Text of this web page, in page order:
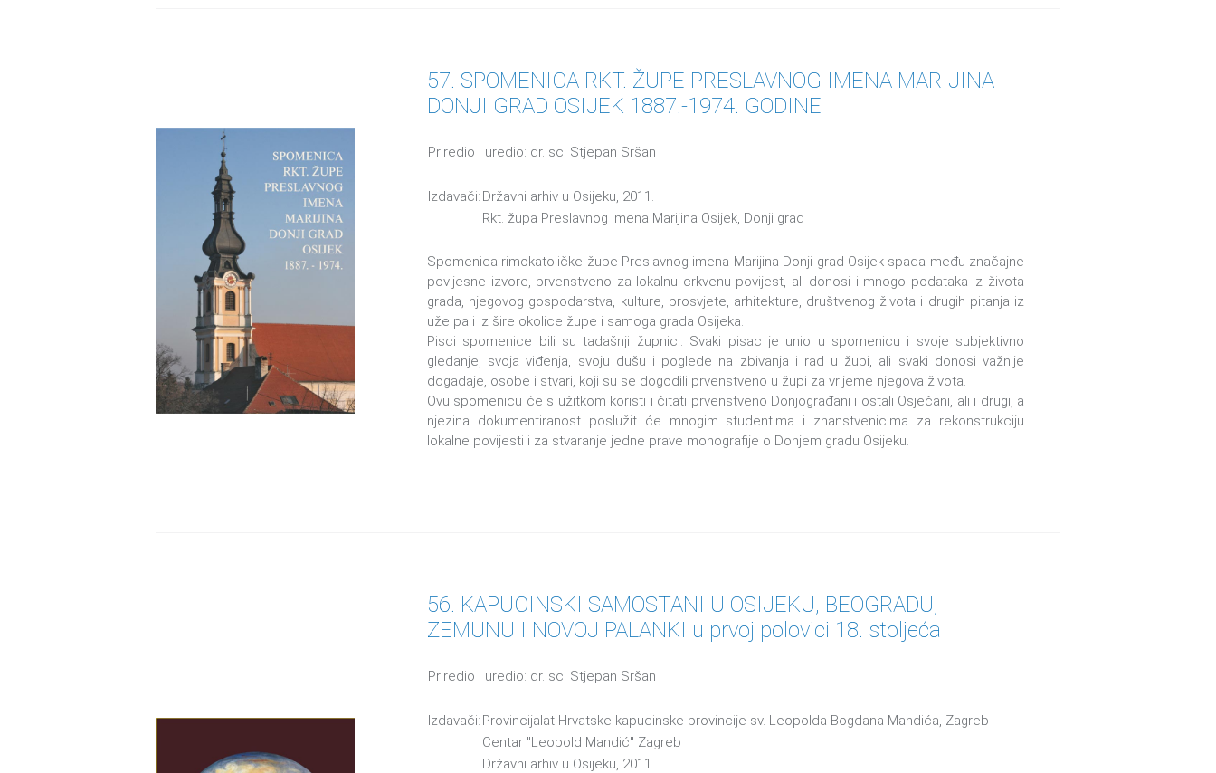
57. SPOMENICA RKT. ŽUPE PRESLAVNOG IMENA MARIJINA
DONJI GRAD OSIJEK 1887.-1974. GODINE
Priredio i uredio: dr. sc. Stjepan Sršan
Izdavači: Državni arhiv u Osijeku, 2011.
Rkt. župa Preslavnog Imena Marijina Osijek, Donji grad
Spomenica rimokatoličke župe Preslavnog imena Marijina Donji grad Osijek spada među značajne
povijesne izvore, prvenstveno za lokalnu crkvenu povijest, ali donosi i mnogo podataka iz života
grada, njegovog gospodarstva, kulture, prosvjete, arhitekture, društvenog života i drugih pitanja iz
uže pa i iz šire okolice župe i samoga grada Osijeka.
Pisci spomenice bili su tadašnji župnici. Svaki pisac je unio u spomenicu i svoje subjektivno
gledanje, svoja viđenja, svoju dušu i poglede na zbivanja i rad u župi, ali svaki donosi važnije
događaje, osobe i stvari, koji su se dogodili prvenstveno u župi za vrijeme njegova života.
Ovu spomenicu će s užitkom koristi i čitati prvenstveno Donjograđani i ostali Osječani, ali i drugi, a
njezina dokumentiranost poslužit će mnogim studentima i znanstvenicima za rekonstrukciju
lokalne povijesti i za stvaranje jedne prave monografije o Donjem gradu Osijeku.
56. KAPUCINSKI SAMOSTANI U OSIJEKU, BEOGRADU,
ZEMUNU I NOVOJ PALANKI u prvoj polovici 18. stoljeća
Priredio i uredio: dr. sc. Stjepan Sršan
Izdavači: Provincijalat Hrvatske kapucinske provincije sv. Leopolda Bogdana Mandića, Zagreb
Centar "Leopold Mandić" Zagreb
Državni arhiv u Osijeku, 2011.